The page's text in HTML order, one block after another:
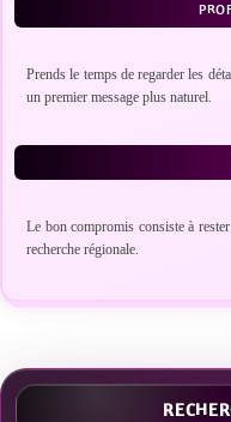
Prends le temps de regarder les
un premier message plus naturel.
Le bon compromis consiste à
recherche régionale.